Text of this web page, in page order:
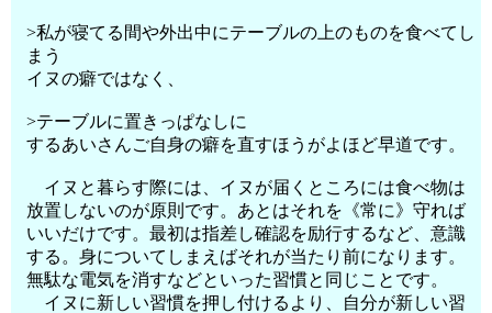
>私が寝てる間や外出中にテーブルの上のものを食べてし
まう
イヌの癖ではなく、
>テーブルに置きっぱなしに
するあいさんご自身の癖を直すほうがよほど早道です。
イヌと暮らす際には、イヌが届くところには食べ物は
放置しないのが原則です。あとはそれを《常に》守れば
いいだけです。最初は指差し確認を励行するなど、意識
する。身についてしまえばそれが当たり前になります。
無駄な電気を消すなどといった習慣と同じことです。
イヌに新しい習慣を押し付けるより、自分が新しい習